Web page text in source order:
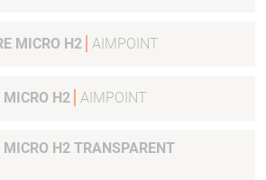
MICRO H2 AIMPOINT
H2 AIMPOINT
H2 TRANSPARENT